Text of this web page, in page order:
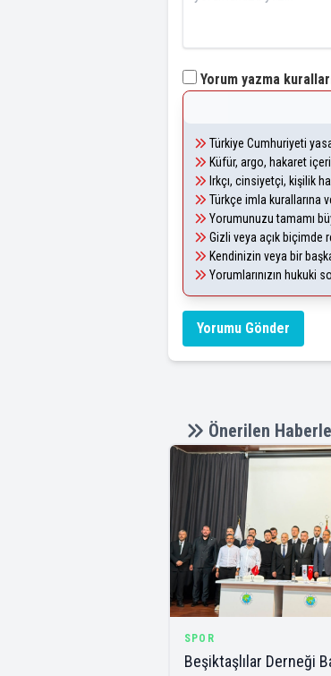
Yorum yazma
Türkiye Cumhuriyeti
Küfür, argo, hakaret
Irkçı, cinsiyetçi, kişilik
Türkçe imla kurallarına
Yorumunuzu tamamı
Gizli veya açık biçimde
Kendinizin veya bir
Yorumlarınızın hukuki
Yorumu Gönder
Önerilen
SPOR
Beşiktaşlılar Derneği